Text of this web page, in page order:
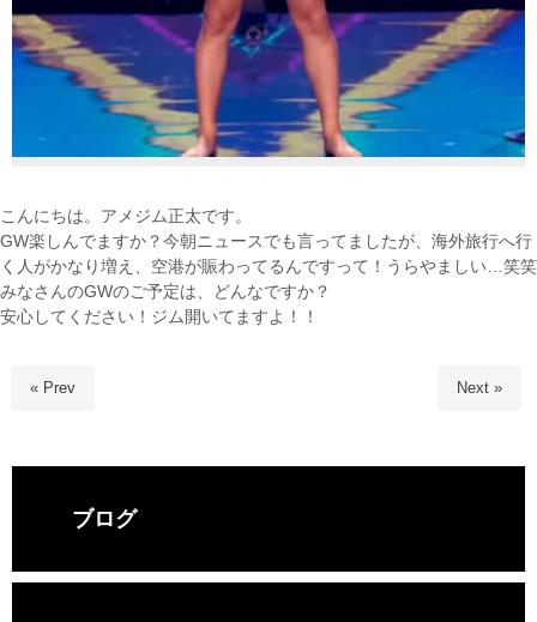
こんにちは。アメジム正太です。
GW楽しんでますか？今朝ニュースでも言ってましたが、海外旅行へ行
く人がかなり増え、空港が賑わってるんですって！うらやましい…笑笑
みなさんのGWのご予定は、どんなですか？
安心してください！ジム開いてますよ！！
« Prev Next »
ブログ